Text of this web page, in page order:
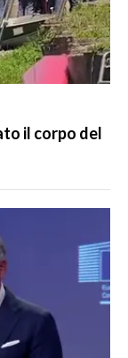
il corpo del